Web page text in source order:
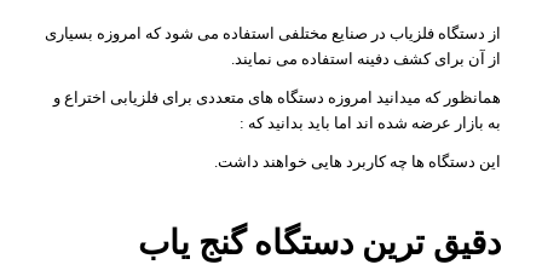
از دستگاه فلزیاب در صنایع مختلفی استفاده می شود که امروزه بسیاری
از آن برای کشف دفینه استفاده می نمایند.
همانظور که میدانید امروزه دستگاه های متعددی برای فلزیابی اختراع و
به بازار عرضه شده اند اما باید بدانید که :
این دستگاه ها چه کاربرد هایی خواهند داشت.
دقیق ترین دستگاه گنج یاب